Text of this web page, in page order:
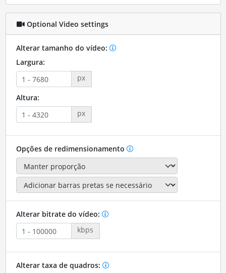
Optional Video settings
Alterar tamanho do vídeo:
Largura:
px
Altura:
px
Opções de redimensionamento
Alterar bitrate do vídeo:
kbps
Alterar taxa de quadros: